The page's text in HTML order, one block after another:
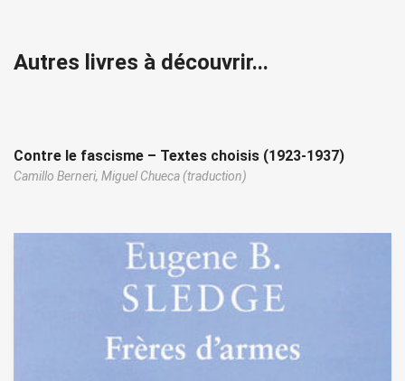
Autres livres à découvrir...
Contre le fascisme – Textes choisis (1923-1937)
Camillo Berneri, Miguel Chueca (traduction)